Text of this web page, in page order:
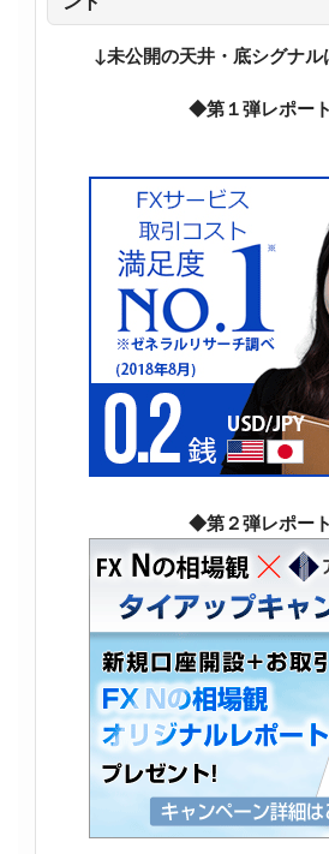
↓未公開の天井・底シグナ
◆第１弾レポー
◆第２弾レポー